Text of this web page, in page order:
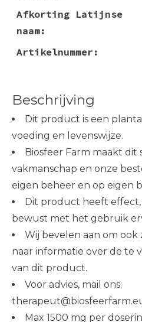
Afkorting Latijnse
naam:
Artikelnummer:
Beschrijving
Dit product is een
voeding en levenswijze.
Biosfeer Farm maakt dit
vakmanschap en onze
eigen beheer en op eigen
Dit product heeft
bewust met het gebruik
Wij bevelen aan om ook
naar informatie over de te
van dit product.
Voor advies, mail ons:
Max 1500 mg per